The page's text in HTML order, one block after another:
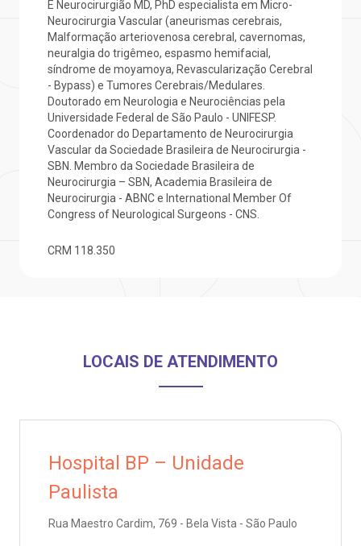
Saiba mais
Endereço:
R. Martiniano de Carvalho, 965
CEP: 01323-001 | Bela Vista
Endereço:
CEP: 01438-000 | Jardim Paulista
a BP
Centro de Doenças Autoimunes
de veracidade de atestado
atendimento
Cirurgia
de Sangue
de órgãos
É Neurocirurgião MD, PhD especialista em Micro-
Neurocirurgia Vascular (aneurismas cerebrais,
Malformação arteriovenosa cerebral, cavernomas,
neuralgia do trigêmeo, espasmo hemifacial,
síndrome de moyamoya, Revascularização Cerebral
- Bypass) e Tumores Cerebrais/Medulares.
Doutorado em Neurologia e Neurociências pela
Universidade Federal de São Paulo - UNIFESP.
Coordenador do Departamento de Neurocirurgia
Vascular da Sociedade Brasileira de Neurocirurgia -
SBN. Membro da Sociedade Brasileira de
Neurocirurgia – SBN, Academia Brasileira de
Neurocirurgia - ABNC e International Member Of
Congress of Neurological Surgeons - CNS.
CRM 118.350
LOCAIS DE ATENDIMENTO
Hospital BP – Unidade
Paulista
Rua Maestro Cardim, 769 - Bela Vista - São Paulo